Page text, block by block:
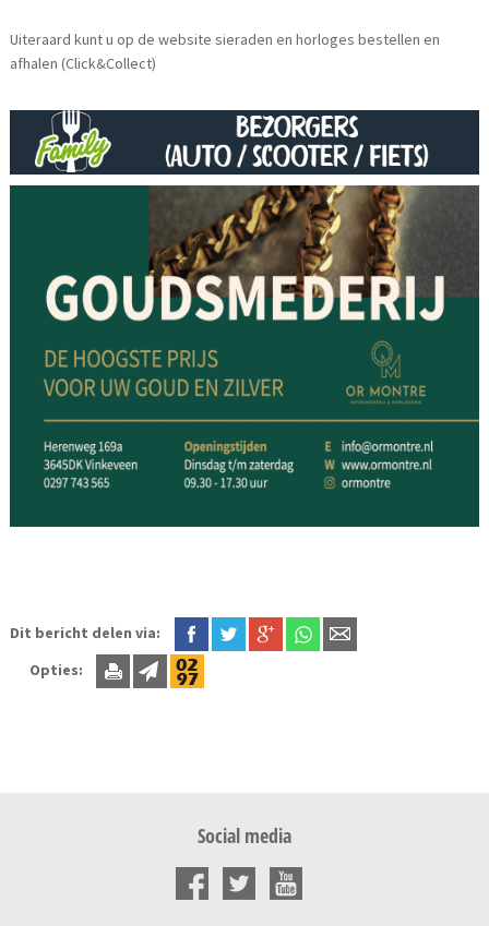
Uiteraard kunt u op de website sieraden en horloges bestellen en
afhalen (Click&Collect)
Dit bericht delen via:
Opties:
Social media